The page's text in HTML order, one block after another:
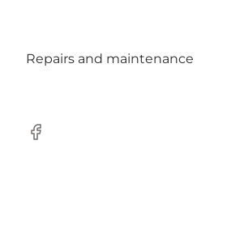
Repairs and maintenance
Facebook